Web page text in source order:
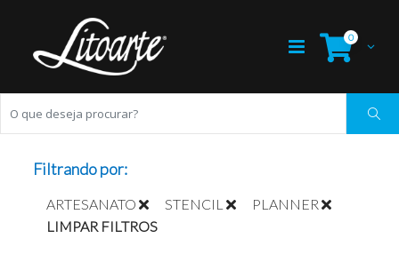
0
Filtrando por:
ARTESANATO STENCIL
PLANNER
LIMPAR FILTROS